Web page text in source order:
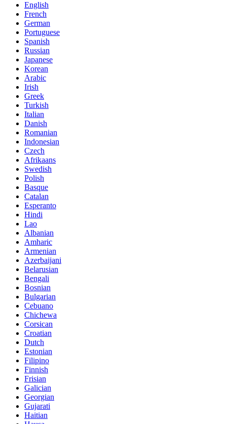
English
French
German
Portuguese
Spanish
Russian
Japanese
Korean
Arabic
Irish
Greek
Turkish
Italian
Danish
Romanian
Indonesian
Czech
Afrikaans
Swedish
Polish
Basque
Catalan
Esperanto
Hindi
Lao
Albanian
Amharic
Armenian
Azerbaijani
Belarusian
Bengali
Bosnian
Bulgarian
Cebuano
Chichewa
Corsican
Croatian
Dutch
Estonian
Filipino
Finnish
Frisian
Galician
Georgian
Gujarati
Haitian